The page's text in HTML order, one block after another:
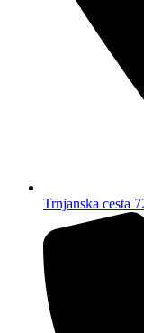
Trnjanska cesta